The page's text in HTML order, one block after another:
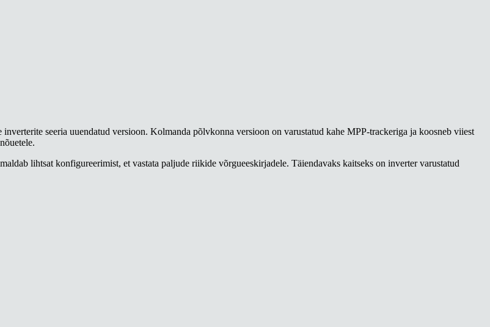
seeria uuendatud versioon. Kolmanda põlvkonna versioon on varustatud kahe MPP-trackeriga ja koosneb viiest
lihtsat konfigureerimist, et vastata paljude riikide võrgueeskirjadele. Täiendavaks kaitseks on inverter varustatud